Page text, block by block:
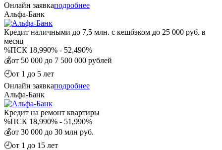
Онлайн заявкаподробнее
Альфа-Банк
Кредит наличными до 7,5 млн. с кешбэком до 25 000 руб. в
месяц
%ПСК 18,990% - 52,490%
💰от 50 000 до 7 500 000 рублей
🕘от 1 до 5 лет
Онлайн заявкаподробнее
Альфа-Банк
Кредит на ремонт квартиры
%ПСК 18,990% - 51,990%
💰от 30 000 до 30 млн руб.
🕘от 1 до 15 лет